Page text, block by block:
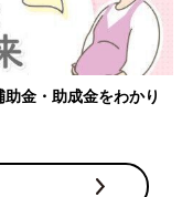
金・助成金をわかり